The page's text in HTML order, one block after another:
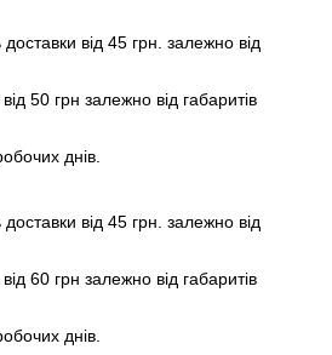
доставки від 45 грн. залежно від
50 грн залежно від габаритів
днів.
доставки від 45 грн. залежно від
60 грн залежно від габаритів
днів.